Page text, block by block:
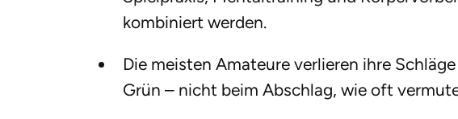
kombiniert werden.
Die meisten Amateure verlieren ihre
Grün – nicht beim Abschlag, wie oft